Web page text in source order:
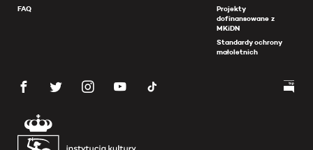
FAQ
Projekty
dofinansowane z
MKiDN
Standardy ochrony
małoletnich